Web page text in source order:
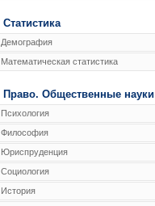
Статистика
Демография
Математическая статистика
Право. Общественные науки
Психология
Философия
Юриспруденция
Социология
История